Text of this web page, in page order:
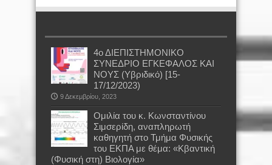
4ο ΔΙΕΠΙΣΤΗΜΟΝΙΚΟ
ΣΥΝΕΔΡΙΟ ΕΓΚΕΦΑΛΟΣ ΚΑΙ
ΝΟΥΣ (Υβριδικό) [15-
17/12/2023)
9 Δεκεμβρίου, 2023
Oμιλία του κ. Κωνσταντίνου
Σιμσερίδη, αναπληρωτή
καθηγητή στο Τμήμα Φυσικής
του ΕΚΠΑ με θέμα: «Κβαντική
(Φυσική στη) Βιολογία»